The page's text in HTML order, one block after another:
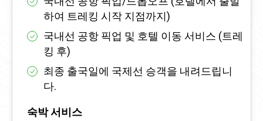
하여 트레킹 시작 지점까지)
국내선 공항 픽업 및 호텔 이동 서비스 (트레
킹 후)
최종 출국일에 국제선 승객을 내려드립니
다.
숙박 서비스